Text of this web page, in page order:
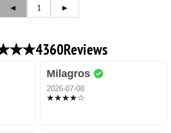
◄ 1 ►
4360Reviews
Milagros
2026-07-08